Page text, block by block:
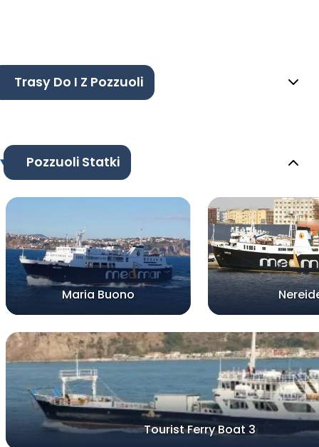
Trasy Do I Z Pozzuoli
Pozzuoli Statki
Maria Buono
Tourist Ferry Boat 3